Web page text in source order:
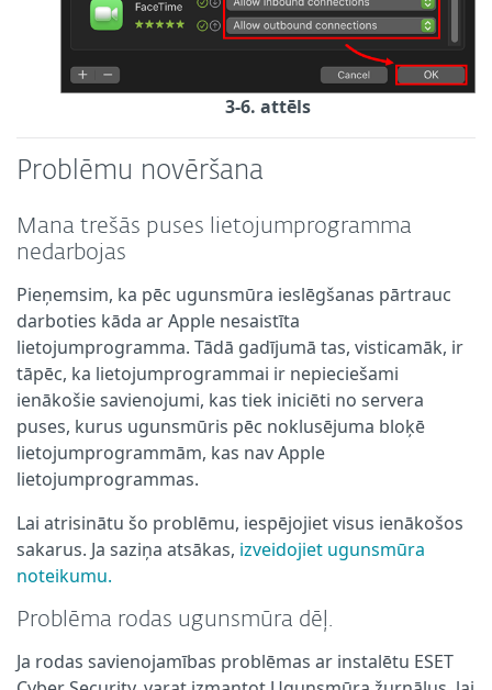
3-6. attēls
Problēmu novēršana
Mana trešās puses lietojumprogramma
nedarbojas
Pieņemsim, ka pēc ugunsmūra ieslēgšanas pārtrauc
darboties kāda ar Apple nesaistīta
lietojumprogramma. Tādā gadījumā tas, visticamāk, ir
tāpēc, ka lietojumprogrammai ir nepieciešami
ienākošie savienojumi, kas tiek iniciēti no servera
puses, kurus ugunsmūris pēc noklusējuma bloķē
lietojumprogrammām, kas nav Apple
lietojumprogrammas.
Lai atrisinātu šo problēmu, iespējojiet visus ienākošos
sakarus. Ja saziņa atsākas, izveidojiet ugunsmūra
noteikumu.
Problēma rodas ugunsmūra dēļ.
Ja rodas savienojamības problēmas ar instalētu ESET